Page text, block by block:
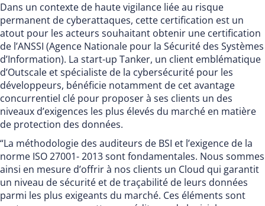
Dans un contexte de haute vigilance liée au risque
permanent de cyberattaques, cette certification est un
atout pour les acteurs souhaitant obtenir une certification
de l’ANSSI (Agence Nationale pour la Sécurité des Systèmes
d’Information). La start-up Tanker, un client emblématique
d’Outscale et spécialiste de la cybersécurité pour les
développeurs, bénéficie notamment de cet avantage
concurrentiel clé pour proposer à ses clients un des
niveaux d’exigences les plus élevés du marché en matière
de protection des données.
“La méthodologie des auditeurs de BSI et l’exigence de la
norme ISO 27001- 2013 sont fondamentales. Nous sommes
ainsi en mesure d’offrir à nos clients un Cloud qui garantit
un niveau de sécurité et de traçabilité de leurs données
parmi les plus exigeants du marché. Ces éléments sont